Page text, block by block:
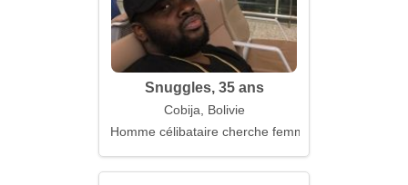
Snuggles, 35 ans
Cobija, Bolivie
Homme célibataire cherche femme